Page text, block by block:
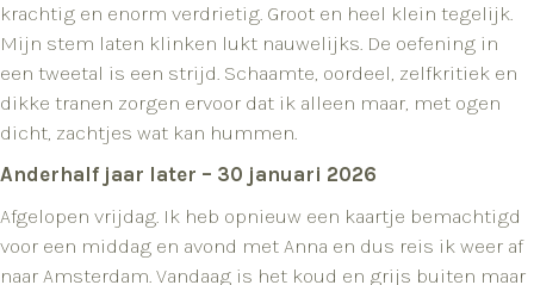
krachtig en enorm verdrietig. Groot en heel klein tegelijk.
Mijn stem laten klinken lukt nauwelijks. De oefening in
een tweetal is een strijd. Schaamte, oordeel, zelfkritiek en
dikke tranen zorgen ervoor dat ik alleen maar, met ogen
dicht, zachtjes wat kan hummen.
Anderhalf jaar later – 30 januari 2026
Afgelopen vrijdag. Ik heb opnieuw een kaartje bemachtigd
voor een middag en avond met Anna en dus reis ik weer af
naar Amsterdam. Vandaag is het koud en grijs buiten maar